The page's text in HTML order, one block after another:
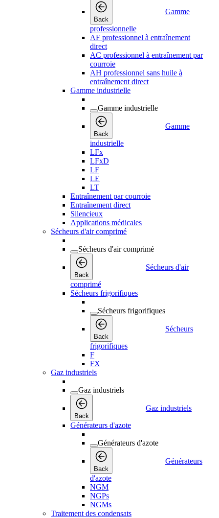
Back
Gamme
professionnelle
AF professionnel à entraînement
direct
AC professionnel à entraînement par
courroie
AH professionnel sans huile à
entraînement direct
Gamme industrielle
Gamme industrielle
Back
Gamme
industrielle
LFx
LFxD
LF
LE
LT
Entraînement par courroie
Entraînement direct
Silencieux
Applications médicales
Sécheurs d'air comprimé
Sécheurs d'air comprimé
Back
Sécheurs d'air
comprimé
Sécheurs frigorifiques
Sécheurs frigorifiques
Back
Sécheurs
frigorifiques
F
FX
Gaz industriels
Gaz industriels
Back
Gaz industriels
Générateurs d'azote
Générateurs d'azote
Back
Générateurs
d'azote
NGM
NGPs
NGMs
Traitement des condensats